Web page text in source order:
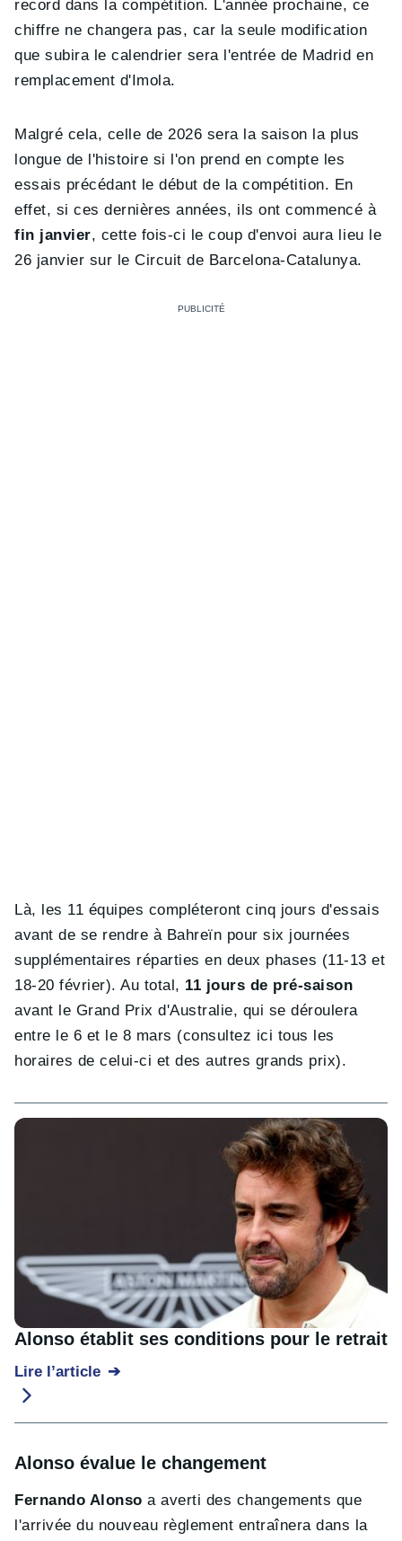
record dans la compétition. L'année prochaine, ce
chiffre ne changera pas, car la seule modification
que subira le calendrier sera l'entrée de Madrid en
remplacement d'Imola.
Malgré cela, celle de 2026 sera la saison la plus
longue de l'histoire si l'on prend en compte les
essais précédant le début de la compétition. En
effet, si ces dernières années, ils ont commencé à
fin janvier, cette fois-ci le coup d'envoi aura lieu le
26 janvier sur le Circuit de Barcelona-Catalunya.
Là, les 11 équipes compléteront cinq jours d'essais
avant de se rendre à Bahreïn pour six journées
supplémentaires réparties en deux phases (11-13 et
18-20 février). Au total, 11 jours de pré-saison
avant le Grand Prix d'Australie, qui se déroulera
entre le 6 et le 8 mars (consultez ici tous les
horaires de celui-ci et des autres grands prix).
Alonso établit ses conditions pour le retrait
Lire l’article
Alonso évalue le changement
Fernando Alonso a averti des changements que
l'arrivée du nouveau règlement entraînera dans la